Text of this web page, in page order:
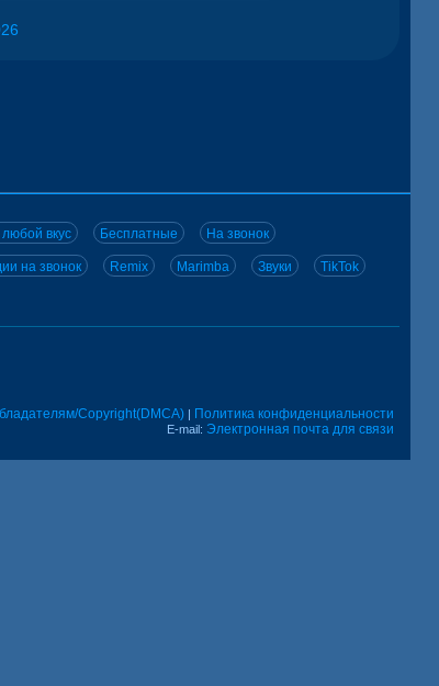
вкус Бесплатные На звонок
на звонок Remix Marimba Звуки TikTok
Copyright(DMCA) | Политика конфиденциальности
E-mail: Электронная почта для связи